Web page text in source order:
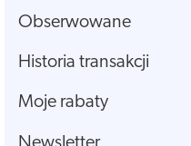
Obserwowane
Historia transakcji
Moje rabaty